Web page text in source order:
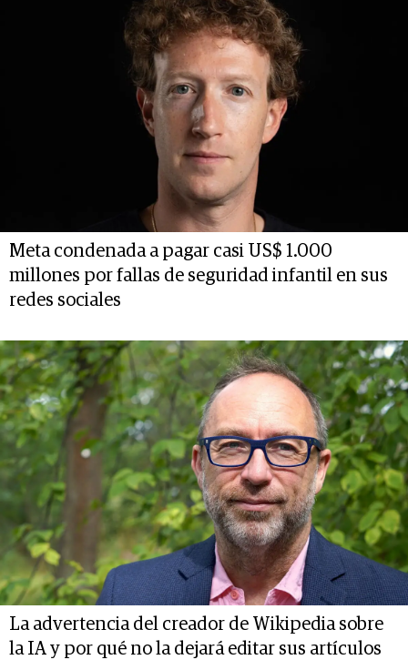
Meta condenada a pagar casi US$ 1.000
millones por fallas de seguridad infantil en sus
redes sociales
La advertencia del creador de Wikipedia sobre
la IA y por qué no la dejará editar sus artículos